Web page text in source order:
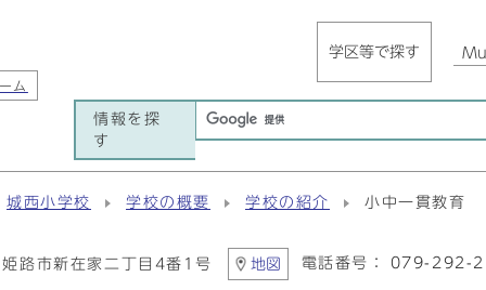
ム
学区等で探す
情報を探
す
城西小学校 学校の概要 学校の紹介 小中一貫教育
路市新在家二丁目4番1号 地図 電話番号： 079-292-